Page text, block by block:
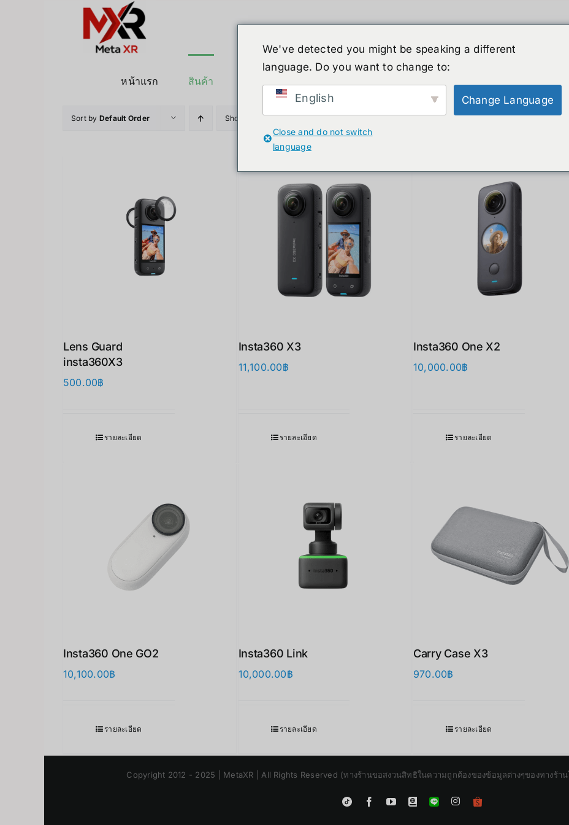
หน้าแรก
สินค้า สิน
Sort by Default Order Show 12 Products
Lens Guard
insta360X3 ​
500.00฿
รายละเอียด
Insta360 X3
11,100.00฿
รายละเอียด
Insta360 One X2
10,000.00฿
รายละเอียด
Insta360 One GO2
10,100.00฿
รายละเอียด
Insta360 Link
10,000.00฿
รายละเอียด
Carry Case X3
970.00฿
รายละเอียด
Copyright 2012 - 2025 | MetaXR | All Rights Reserved (ทางร้านขอสงวนสิทธิในความถูกต้องของข้อมูลต่างๆของทางร้า
Tiktok FacebookYouTubeBlogger
LINE
Instagram
Shopee
We've detected you might be speaking a different
language. Do you want to change to:
English Change Language
Close and do not switch
language